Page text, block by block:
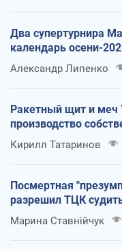
Два супертурнира
календарь осени-
Александр Липенко
Ракетный щит и меч
производство
Кирилл Татаринов
Посмертная
разрешил ТЦК
Марина Ставнійчук